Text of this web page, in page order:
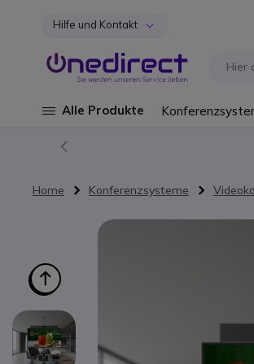
Zum Inhalt springen
Hilfe und Kontakt
Alle Produkte
Home Konferenzsysteme
Zum Ende der Bildgalerie springen